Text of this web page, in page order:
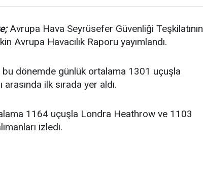
Avrupa Hava Seyrüsefer Güvenliği Teşkilatının
Avrupa Havacılık Raporu yayımlandı.
bu dönemde günlük ortalama 1301 uçuşla
ilk sırada yer aldı.
1164 uçuşla Londra Heathrow ve 1103
izledi.